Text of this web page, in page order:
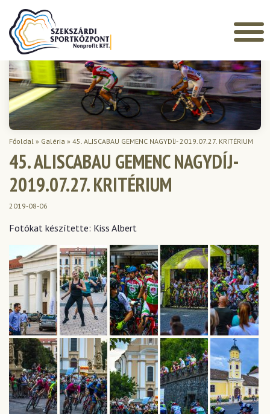
Főoldal » Galéria » 45. ALISCABAU GEMENC NAGYDÍJ- 2019.07.27. KRITÉRIUM
45. ALISCABAU GEMENC NAGYDÍJ-
2019.07.27. KRITÉRIUM
2019-08-06
Fotókat készítette: Kiss Albert